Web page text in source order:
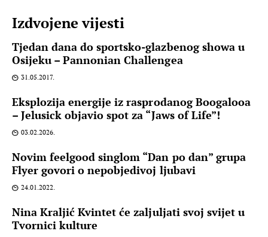
Izdvojene vijesti
Tjedan dana do sportsko-glazbenog showa u
Osijeku – Pannonian Challengea
31.05.2017.
Eksplozija energije iz rasprodanog Boogalooa
– Jelusick objavio spot za “Jaws of Life”!
03.02.2026.
Novim feelgood singlom “Dan po dan” grupa
Flyer govori o nepobjedivoj ljubavi
24.01.2022.
Nina Kraljić Kvintet će zaljuljati svoj svijet u
Tvornici kulture